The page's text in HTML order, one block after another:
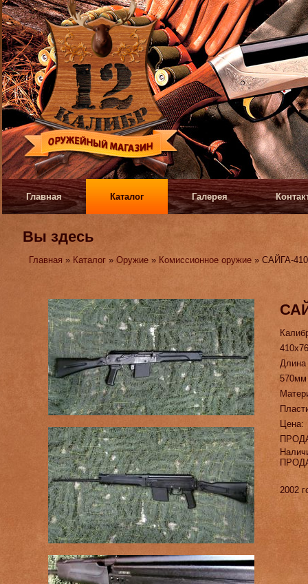
Главная Каталог Галерея
Вы здесь
Главная » Каталог »Оружие » Комиссионное оружие » САЙГА-
410х76
570мм
Цена:
2002